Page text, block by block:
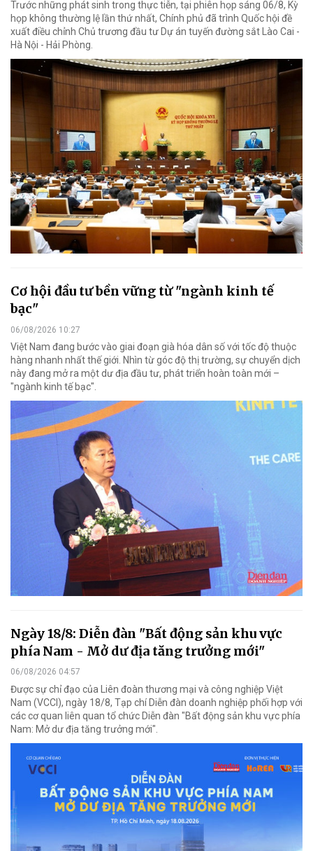
Trước những phát sinh trong thực tiễn, tại phiên họp sáng 06/8, Kỳ
họp không thường lệ lần thứ nhất, Chính phủ đã trình Quốc hội đề
xuất điều chỉnh Chủ trương đầu tư Dự án tuyến đường sắt Lào Cai -
Hà Nội - Hải Phòng.
Cơ hội đầu tư bền vững từ "ngành kinh tế
bạc"
06/08/2026 10:27
Việt Nam đang bước vào giai đoạn già hóa dân số với tốc độ thuộc
hàng nhanh nhất thế giới. Nhìn từ góc độ thị trường, sự chuyển dịch
này đang mở ra một dư địa đầu tư, phát triển hoàn toàn mới –
"ngành kinh tế bạc".
Ngày 18/8: Diễn đàn "Bất động sản khu vực
phía Nam - Mở dư địa tăng trưởng mới"
06/08/2026 04:57
Được sự chỉ đạo của Liên đoàn thương mại và công nghiệp Việt
Nam (VCCI), ngày 18/8, Tạp chí Diễn đàn doanh nghiệp phối hợp với
các cơ quan liên quan tổ chức Diễn đàn "Bất động sản khu vực phía
Nam: Mở dư địa tăng trưởng mới".